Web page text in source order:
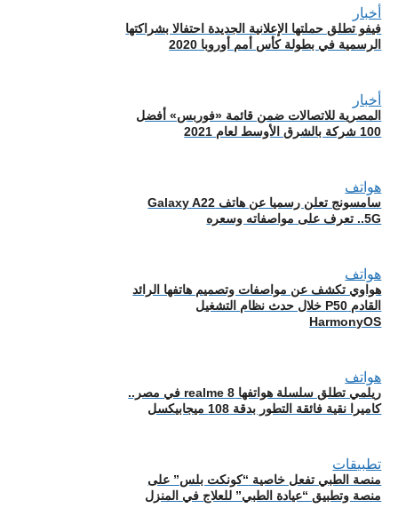
أخبار
فيفو تطلق حملتها الإعلانية الجديدة احتفالا بشراكتها
الرسمية في بطولة كأس أمم أوروبا 2020
أخبار
المصرية للاتصالات ضمن قائمة «فوربس» أفضل
100 شركة بالشرق الأوسط لعام 2021
هواتف
سامسونج تعلن رسميا عن هاتف Galaxy A22
5G.. تعرف على مواصفاته وسعره
هواتف
هواوي تكشف عن مواصفات وتصميم هاتفها الرائد
القادم P50 خلال حدث نظام التشغيل
HarmonyOS
هواتف
ريلمي تطلق سلسلة هواتفها realme 8 في مصر..
كاميرا نقية فائقة التطور بدقة 108 ميجابيكسل
تطبيقات
منصة الطبي تفعل خاصية “كونكت بلس” على
منصة وتطبيق “عيادة الطبي” للعلاج في المنزل